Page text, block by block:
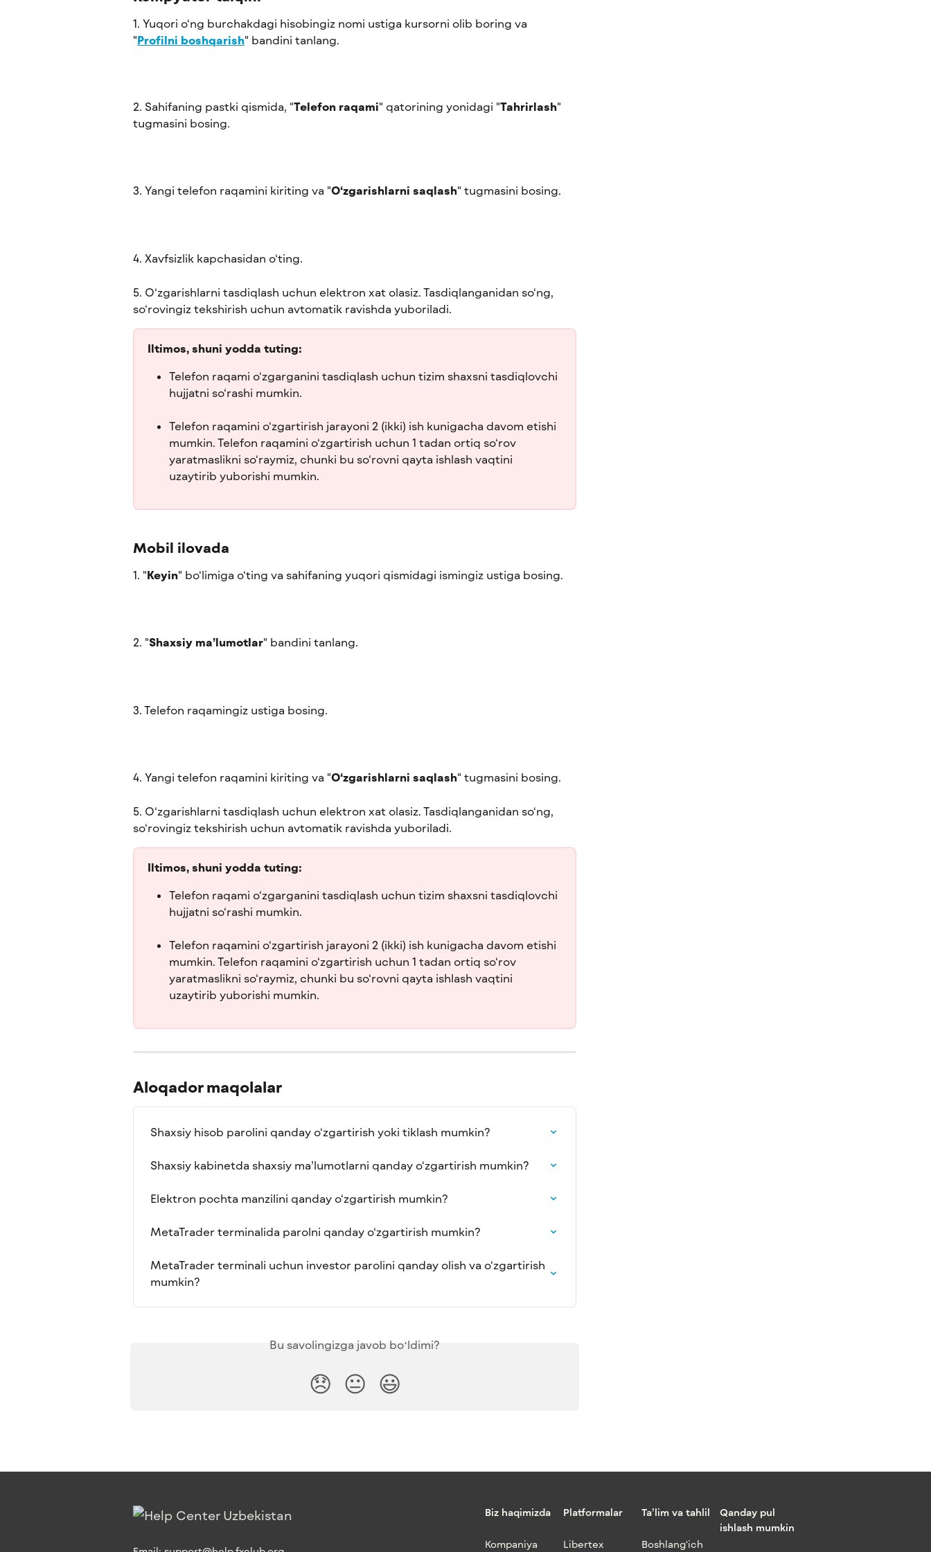
1. Yuqori o‘ng burchakdagi hisobingiz nomi ustiga kursorni olib boring va
"Profilni boshqarish" bandini tanlang.
2. Sahifaning pastki qismida, "Telefon raqami" qatorining yonidagi "Tahrirlash"
tugmasini bosing.
3. Yangi telefon raqamini kiriting va "O‘zgarishlarni saqlash" tugmasini bosing.
4. Xavfsizlik kapchasidan o‘ting.
5. O‘zgarishlarni tasdiqlash uchun elektron xat olasiz. Tasdiqlanganidan so‘ng,
so‘rovingiz tekshirish uchun avtomatik ravishda yuboriladi.
Iltimos, shuni yodda tuting:
Telefon raqami o‘zgarganini tasdiqlash uchun tizim shaxsni tasdiqlovchi
hujjatni so‘rashi mumkin.
Telefon raqamini o‘zgartirish jarayoni 2 (ikki) ish kunigacha davom etishi
mumkin. Telefon raqamini o‘zgartirish uchun 1 tadan ortiq so‘rov
yaratmaslikni so‘raymiz, chunki bu so‘rovni qayta ishlash vaqtini
uzaytirib yuborishi mumkin.
Mobil ilovada
1. "Keyin" bo‘limiga o‘ting va sahifaning yuqori qismidagi ismingiz ustiga bosing.
2. "Shaxsiy ma’lumotlar" bandini tanlang.
3. Telefon raqamingiz ustiga bosing.
4. Yangi telefon raqamini kiriting va "O‘zgarishlarni saqlash" tugmasini bosing.
5. O‘zgarishlarni tasdiqlash uchun elektron xat olasiz. Tasdiqlanganidan so‘ng,
so‘rovingiz tekshirish uchun avtomatik ravishda yuboriladi.
Iltimos, shuni yodda tuting:
Telefon raqami o‘zgarganini tasdiqlash uchun tizim shaxsni tasdiqlovchi
hujjatni so‘rashi mumkin.
Telefon raqamini o‘zgartirish jarayoni 2 (ikki) ish kunigacha davom etishi
mumkin. Telefon raqamini o‘zgartirish uchun 1 tadan ortiq so‘rov
yaratmaslikni so‘raymiz, chunki bu so‘rovni qayta ishlash vaqtini
uzaytirib yuborishi mumkin.
Aloqador maqolalar
Shaxsiy hisob parolini qanday o‘zgartirish yoki tiklash mumkin?
Shaxsiy kabinetda shaxsiy ma’lumotlarni qanday o‘zgartirish mumkin?
Elektron pochta manzilini qanday o‘zgartirish mumkin?
MetaTrader terminalida parolni qanday o‘zgartirish mumkin?
MetaTrader terminali uchun investor parolini qanday olish va o‘zgartirish
mumkin?
Bu savolingizga javob boʻldimi?
😞 😐 😃
Biz haqimizda
Kompaniya
Platformalar
Libertex
Ta’lim va tahlil
Boshlang‘ich
Qanday pul
ishlash mumkin